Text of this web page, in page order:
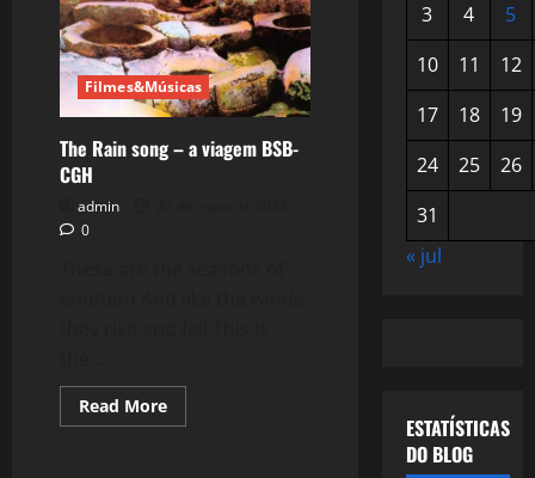
Filmes&Músicas
The Rain song – a viagem BSB-
CGH
admin
0
Read MoreRead
more
Filmes&Músicas
3 4
5
10
11
12
17
18
19
24
25
26
31
« jul
ESTATÍSTICAS
DO BLOG